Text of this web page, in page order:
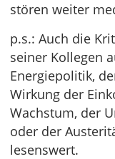
stören weiter
p.s.: Auch die
seiner Kollegen
Energiepolitik,
Wirkung der
Wachstum, der
oder der
lesenswert.